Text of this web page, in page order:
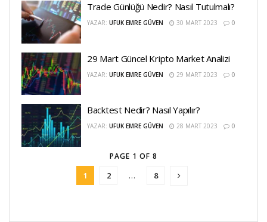
Trade Günlüğü Nedir? Nasıl Tutulmalı?
YAZAR: UFUK EMRE GÜVEN 30 MART 2023 0
29 Mart Güncel Kripto Market Analizi
YAZAR: UFUK EMRE GÜVEN 29 MART 2023 0
Backtest Nedir? Nasıl Yapılır?
YAZAR: UFUK EMRE GÜVEN 28 MART 2023 0
PAGE 1 OF 8
1 2 … 8